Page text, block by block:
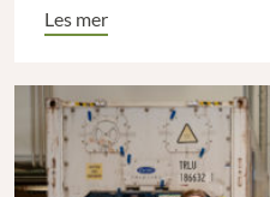
Les mer